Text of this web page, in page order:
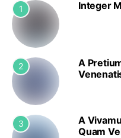
1 Integer
2
A
3
A
Quam